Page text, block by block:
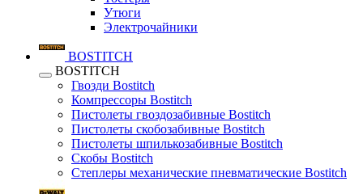
Утюги
Электрочайники
BOSTITCH
BOSTITCH
Гвозди Bostitch
Компрессоры Bostitch
Пистолеты гвоздозабивные Bostitch
Пистолеты скобозабивные Bostitch
Пистолеты шпилькозабивные Bostitch
Скобы Bostitch
Степлеры механические пневматические Bostitch